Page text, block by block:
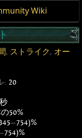
Wiki
, ストライク, オー
: 20
50%
—754)%
754)%